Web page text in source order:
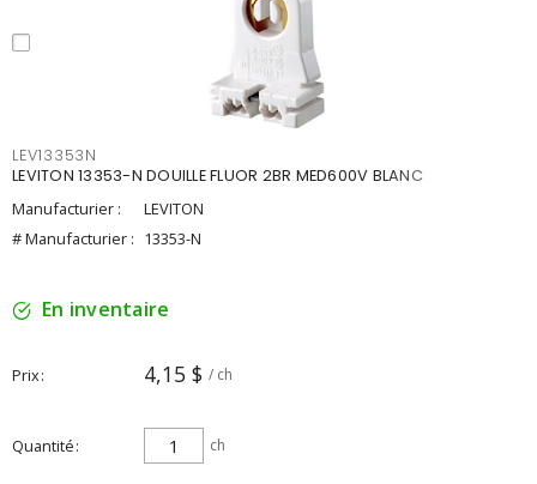
LEV13353N
LEVITON 13353-N DOUILLE FLUOR 2BR MED600V BLANC
Manufacturier :
LEVITON
# Manufacturier : 13353-N
En inventaire
Prix 4,15 $ / ch
Quantité ch